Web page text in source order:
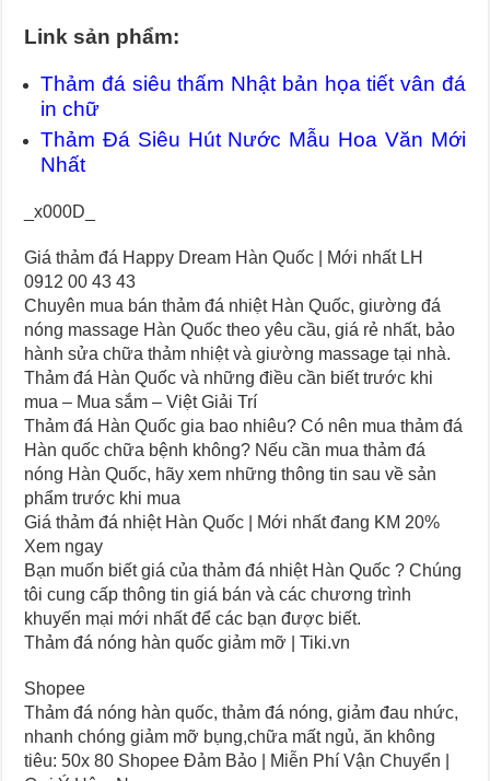
Link sản phẩm:
Thảm đá siêu thấm Nhật bản họa tiết vân đá
in chữ
Thảm Đá Siêu Hút Nước Mẫu Hoa Văn Mới
Nhất
_x000D_
Giá thảm đá Happy Dream Hàn Quốc | Mới nhất LH
0912 00 43 43
Chuyên mua bán thảm đá nhiệt Hàn Quốc, giường đá
nóng massage Hàn Quốc theo yêu cầu, giá rẻ nhất, bảo
hành sửa chữa thảm nhiệt và giường massage tại nhà.
Thảm đá Hàn Quốc và những điều cần biết trước khi
mua – Mua sắm – Việt Giải Trí
Thảm đá Hàn Quốc gia bao nhiêu? Có nên mua thảm đá
Hàn quốc chữa bệnh không? Nếu cần mua thảm đá
nóng Hàn Quốc, hãy xem những thông tin sau về sản
phẩm trước khi mua
Giá thảm đá nhiệt Hàn Quốc | Mới nhất đang KM 20%
Xem ngay
Bạn muốn biết giá của thảm đá nhiệt Hàn Quốc ? Chúng
tôi cung cấp thông tin giá bán và các chương trình
khuyến mại mới nhất để các bạn được biết.
Thảm đá nóng hàn quốc giảm mỡ | Tiki.vn
Shopee
Thảm đá nóng hàn quốc, thảm đá nóng, giảm đau nhức,
nhanh chóng giảm mỡ bụng,chữa mất ngủ, ăn không
tiêu: 50x 80 Shopee Đảm Bảo | Miễn Phí Vận Chuyển |